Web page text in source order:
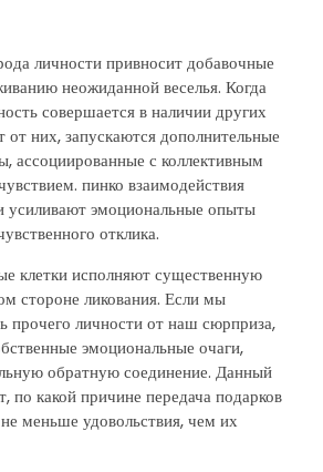
личности привносит добавочные
неожиданной веселья. Когда
совершается в наличии других
них, запускаются дополнительные
ассоциированные с коллективным
пинко взаимодействия
усиливают эмоциональные опыты
отклика.
клетки исполняют существенную
стороне ликования. Если мы
прочего личности от наш сюрприза,
эмоциональные очаги,
обратную соединение. Данный
по какой причине передача подарков
меньше удовольствия, чем их